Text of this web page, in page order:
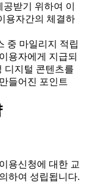
받기 위하여 이
용자간의 체결하
중 마일리지 적립
용자에게 지급되
디지털 콘텐츠를
들어진 포인트
용신청에 대한 교
하여 성립됩니다.